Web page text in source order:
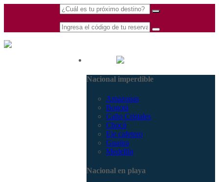
Nacional imperdible
Amazonas
Bogotá
Caño Cristales
Chocó
Eje cafetero
Guajira
Medellín
Nacional en playa